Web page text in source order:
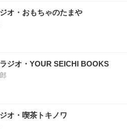
オ・おもちゃのたまや
ジオ・YOUR SEICHI BOOKS
オ・喫茶トキノワ